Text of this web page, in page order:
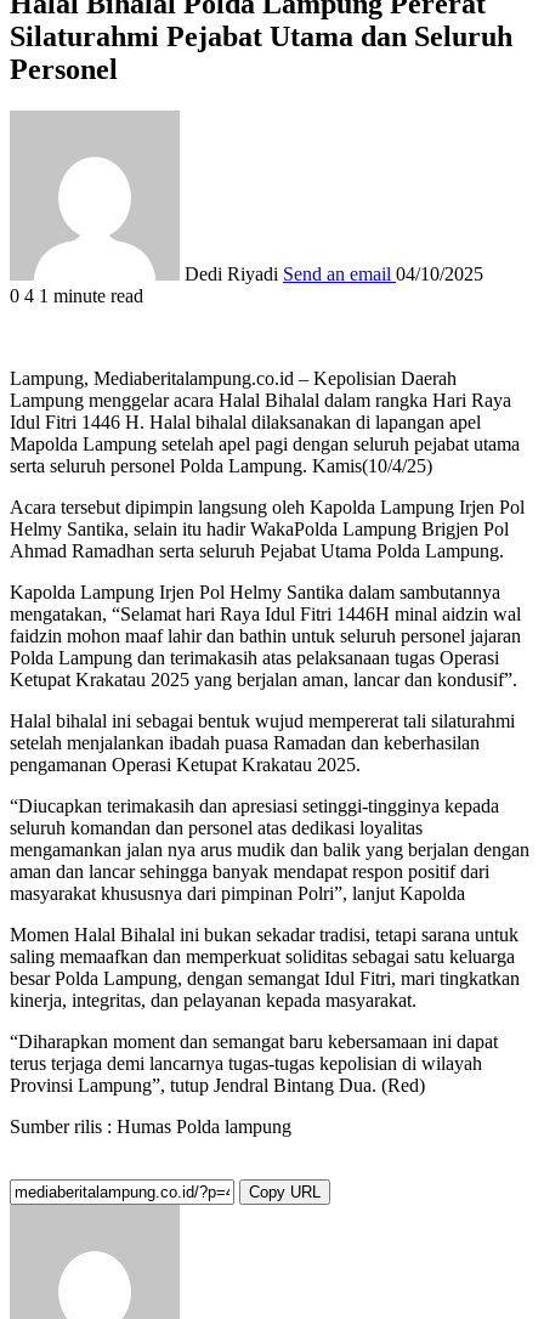
Silaturahmi Pejabat Utama dan Seluruh
Personel
Dedi Riyadi Send an email 04/10/2025
0 4 1 minute read
Lampung, Mediaberitalampung.co.id – Kepolisian Daerah
Lampung menggelar acara Halal Bihalal dalam rangka Hari Raya
Idul Fitri 1446 H. Halal bihalal dilaksanakan di lapangan apel
Mapolda Lampung setelah apel pagi dengan seluruh pejabat utama
serta seluruh personel Polda Lampung. Kamis(10/4/25)
Acara tersebut dipimpin langsung oleh Kapolda Lampung Irjen Pol
Helmy Santika, selain itu hadir WakaPolda Lampung Brigjen Pol
Ahmad Ramadhan serta seluruh Pejabat Utama Polda Lampung.
Kapolda Lampung Irjen Pol Helmy Santika dalam sambutannya
mengatakan, “Selamat hari Raya Idul Fitri 1446H minal aidzin wal
faidzin mohon maaf lahir dan bathin untuk seluruh personel jajaran
Polda Lampung dan terimakasih atas pelaksanaan tugas Operasi
Ketupat Krakatau 2025 yang berjalan aman, lancar dan kondusif”.
Halal bihalal ini sebagai bentuk wujud mempererat tali silaturahmi
setelah menjalankan ibadah puasa Ramadan dan keberhasilan
pengamanan Operasi Ketupat Krakatau 2025.
“Diucapkan terimakasih dan apresiasi setinggi-tingginya kepada
seluruh komandan dan personel atas dedikasi loyalitas
mengamankan jalan nya arus mudik dan balik yang berjalan dengan
aman dan lancar sehingga banyak mendapat respon positif dari
masyarakat khususnya dari pimpinan Polri”, lanjut Kapolda
Momen Halal Bihalal ini bukan sekadar tradisi, tetapi sarana untuk
saling memaafkan dan memperkuat soliditas sebagai satu keluarga
besar Polda Lampung, dengan semangat Idul Fitri, mari tingkatkan
kinerja, integritas, dan pelayanan kepada masyarakat.
“Diharapkan moment dan semangat baru kebersamaan ini dapat
terus terjaga demi lancarnya tugas-tugas kepolisian di wilayah
Provinsi Lampung”, tutup Jendral Bintang Dua. (Red)
Sumber rilis : Humas Polda lampung
Copy URL